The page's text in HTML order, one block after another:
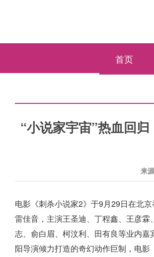
首页
“小说家宇宙”热血回
来
电影《刺杀小说家2》于9月29日在北
雷佳音，主演王圣迪、丁程鑫、王彦
志、俞白眉、柯汶利、田有良等业内
阳导演倾力打造的奇幻动作巨制，电